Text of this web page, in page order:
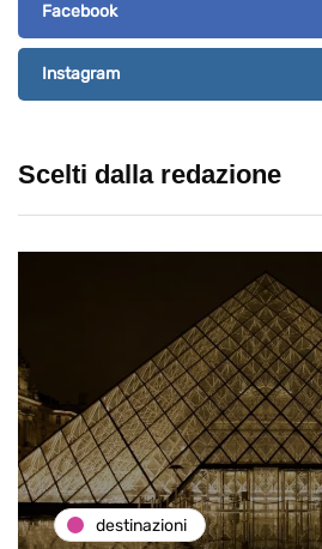
Facebook
Instagram
Scelti dalla redazione
destinazioni